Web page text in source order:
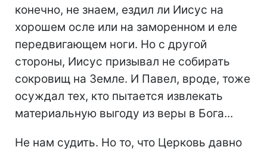
конечно, не знаем, ездил ли Иисус на
хорошем осле или на заморенном и еле
передвигающем ноги. Но с другой
стороны, Иисус призывал не собирать
сокровищ на Земле. И Павел, вроде, тоже
осуждал тех, кто пытается извлекать
материальную выгоду из веры в Бога...
Не нам судить. Но то, что Церковь давно